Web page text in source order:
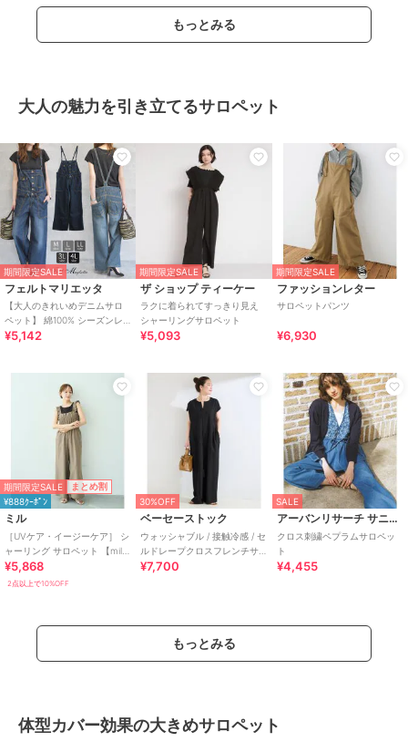
もっとみる
大人の魅力を引き立てるサロペット
期間限定SALE
フェルトマリエッタ
【大人のきれいめデニムサロ
ペット】 綿100% シーズンレ
ス オーバーオール
¥5,142
期間限定SALE
ザ ショップ ティーケー
ラクに着られてすっきり見え
シャーリングサロペット
¥5,093
期間限定SALE
ファッションレター
サロペットパンツ
¥6,930
期間限定SALE まとめ割
¥888ｸｰﾎﾟﾝ
ミル
［UVケア・イージーケア］ シ
ャーリング サロペット 【mil/
ミル】
¥5,868
2点以上で10%OFF
30%OFF
ベーセーストック
ウォッシャブル / 接触冷感 / セ
ルドレープクロスフレンチサ
ロペット
¥7,700
SALE
アーバンリサーチ サニーレーベル
クロス刺繍ペプラムサロペッ
ト
¥4,455
もっとみる
体型カバー効果の大きめサロペット